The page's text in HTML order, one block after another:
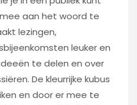
aan het woord te
lezingen,
leuker en
te delen en over
De kleurrijke kubus
en door er mee te